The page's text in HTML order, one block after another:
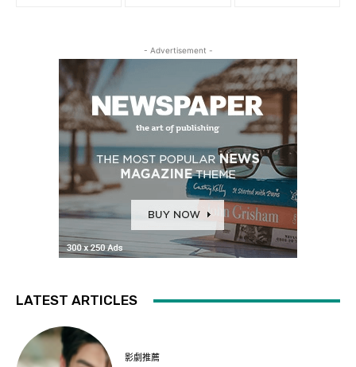
- Advertisement -
LATEST ARTICLES
影劇推薦